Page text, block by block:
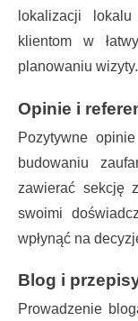
lokalizacji
klientom w
planowaniu wizyty.
Opinie i
Pozytywne
budowaniu
zawierać sekcję
swoimi
wpłynąć na
Blog i
Prowadzenie